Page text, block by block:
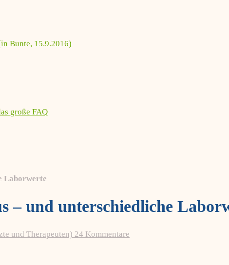
Bunte, 15.9.2016)
große FAQ
Laborwerte
– und unterschiedliche
und Therapeuten) 24 Kommentare